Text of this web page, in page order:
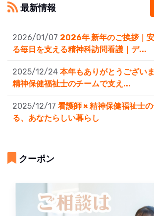
最新情報
2026/01/07 2026年 新年のご挨拶｜
る毎日を支える精神科訪問看護｜デ...
2025/12/24 本年もありがとうござい
精神保健福祉士のチームで支え...
2025/12/17 看護師 × 精神保健福祉士
る、あなたらしい暮らし
クーポン